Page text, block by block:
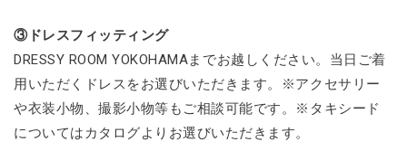
③ドレスフィッティング
DRESSY ROOM YOKOHAMAまでお越しください。当日ご着
用いただくドレスをお選びいただきます。※アクセサリー
や衣装小物、撮影小物等もご相談可能です。※タキシード
についてはカタログよりお選びいただきます。